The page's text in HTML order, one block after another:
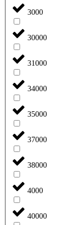
3000
30000
31000
34000
35000
37000
38000
4000
40000